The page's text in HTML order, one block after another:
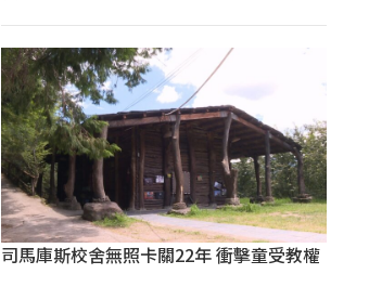
司馬庫斯校舍無照卡關22年 衝擊童受教權